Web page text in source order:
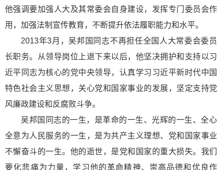
他强调要加强人大及其常委会自身建设，发挥专门委员会作
用，加强法制宣传教育，不断提升依法履职能力和水平。
2013年3月，吴邦国同志不再担任全国人大常委会委员
长职务。从领导岗位上退下来以后，他坚决拥护和支持以习
近平同志为核心的党中央领导，认真学习习近平新时代中国
特色社会主义思想，关心党和国家事业的发展，坚定支持党
风廉政建设和反腐败斗争。
吴邦国同志的一生，是革命的一生、光辉的一生、全心
全意为人民服务的一生，是为共产主义理想、党和国家事业
不懈奋斗的一生。他的逝世，是党和国家的重大损失。我们
要化悲痛为力量，学习他的革命精神、崇高品德和优良作